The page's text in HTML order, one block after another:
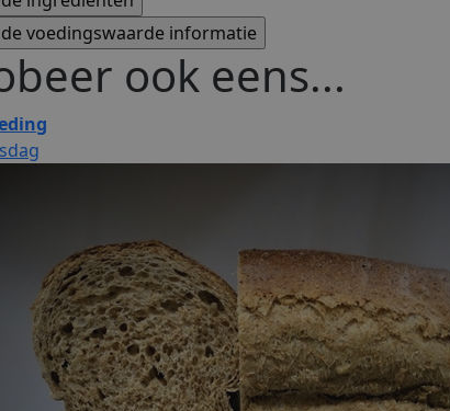
ook eens...